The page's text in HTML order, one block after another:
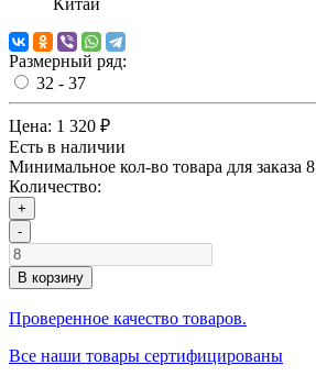
Китай
Размерный ряд:
32 - 37
Цена: 1 320 ₽
Есть в наличии
Минимальное кол-во товара для заказа 8
Количество:
+
-
В корзину
Проверенное качество товаров.
Все наши товары сертифицированы